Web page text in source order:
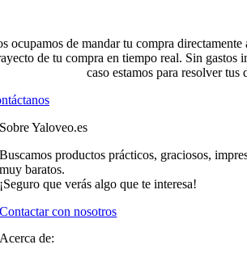
ocupamos de mandar tu compra directamente
de tu compra en tiempo real. Sin gastos
caso estamos para resolver tus
Sobre Yaloveo.es
Buscamos productos prácticos, graciosos,
muy baratos.
¡Seguro que verás algo que te interesa!
Contactar con nosotros
Acerca de: